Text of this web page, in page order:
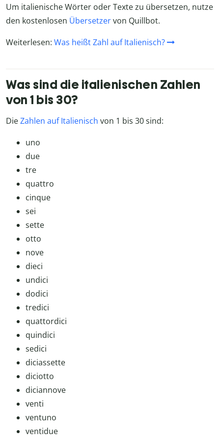
Um italienische Wörter oder Texte zu übersetzen, nutze
den kostenlosen Übersetzervon Quillbot.
Weiterlesen: Was heißt Zahl auf Italienisch?
Was sind die italienischen Zahlen
von 1 bis 30?
DieZahlen auf Italienisch von 1 bis 30 sind:
uno
due
tre
quattro
cinque
sei
sette
otto
nove
dieci
undici
dodici
tredici
quattordici
quindici
sedici
diciassette
diciotto
diciannove
venti
ventuno
ventidue